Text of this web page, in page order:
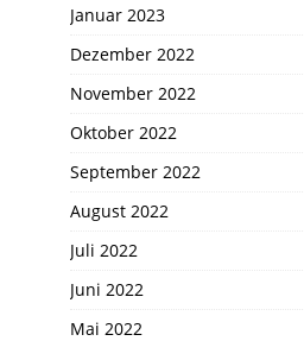
Januar 2023
Dezember 2022
November 2022
Oktober 2022
September 2022
August 2022
Juli 2022
Juni 2022
Mai 2022